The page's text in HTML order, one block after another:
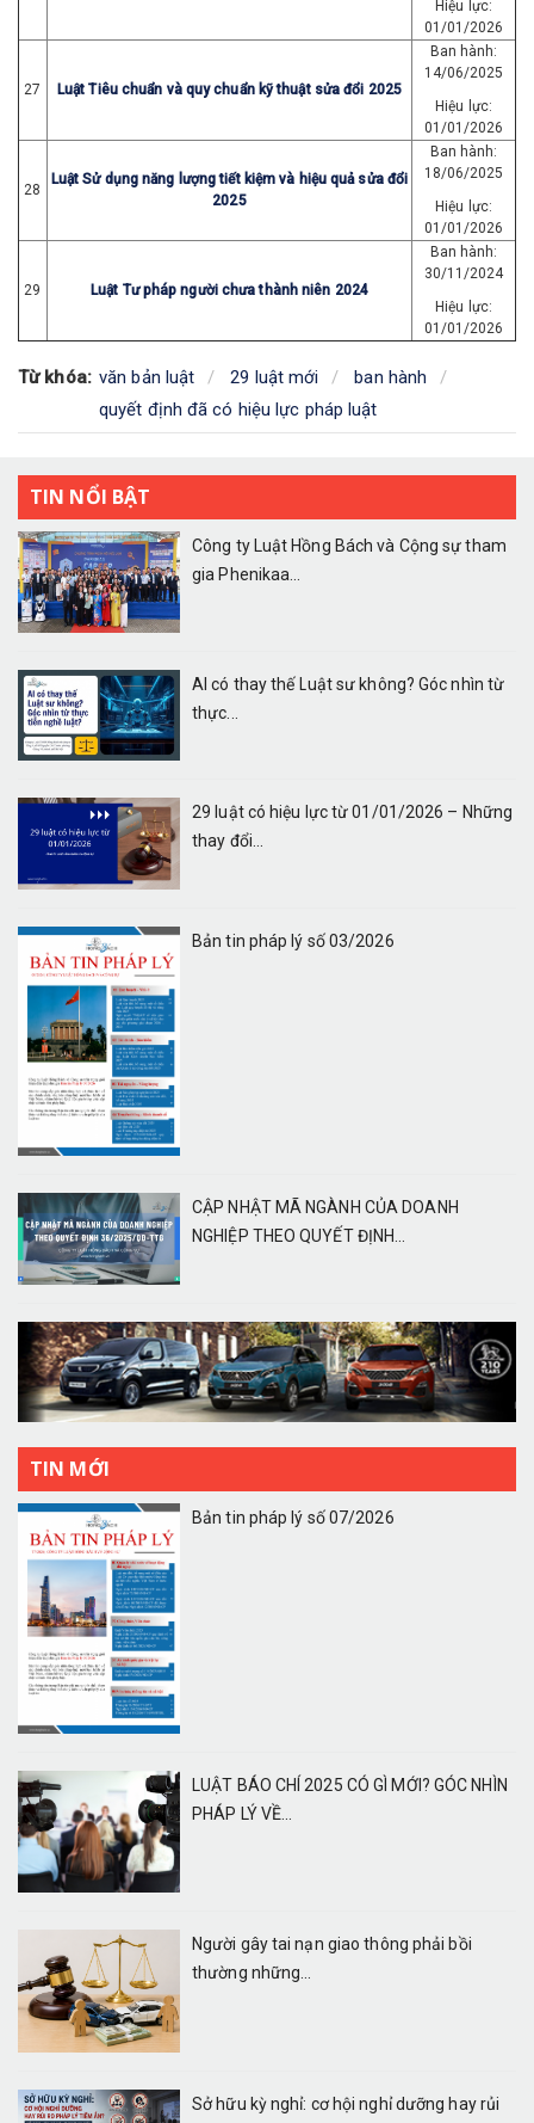
Hiệu lực:
01/01/2026
27 Luật Tiêu chuẩn và quy chuẩn kỹ thuật sửa đổi 2025
Ban hành:
14/06/2025
Hiệu lực:
01/01/2026
28
Luật Sử dụng năng lượng tiết kiệm và hiệu quả sửa đổi
2025
Ban hành:
18/06/2025
Hiệu lực:
01/01/2026
29 Luật Tư pháp người chưa thành niên 2024
Ban hành:
30/11/2024
Hiệu lực:
01/01/2026
Từ khóa: văn bản luật 29 luật mới
ban hành
quyết định đã có hiệu lực pháp luật
TIN NỔI BẬT
Công ty Luật Hồng Bách và Cộng sự tham
gia Phenikaa...
AI có thay thế Luật sư không? Góc nhìn từ
thực...
29 luật có hiệu lực từ 01/01/2026 – Những
thay đổi...
Bản tin pháp lý số 03/2026
CẬP NHẬT MÃ NGÀNH CỦA DOANH
NGHIỆP THEO QUYẾT ĐỊNH...
TIN MỚI
Bản tin pháp lý số 07/2026
LUẬT BÁO CHÍ 2025 CÓ GÌ MỚI? GÓC NHÌN
PHÁP LÝ VỀ...
Người gây tai nạn giao thông phải bồi
thường những...
Sở hữu kỳ nghỉ: cơ hội nghỉ dưỡng hay rủi